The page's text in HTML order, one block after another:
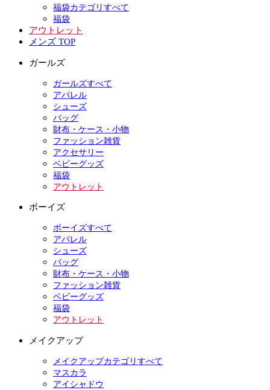
福袋カテゴリすべて
福袋
アウトレット
メンズ TOP
ガールズ
ガールズすべて
アパレル
シューズ
バッグ
財布・ケース・小物
ファッション雑貨
アクセサリー
ベビーグッズ
福袋
アウトレット
ボーイズ
ボーイズすべて
アパレル
シューズ
バッグ
財布・ケース・小物
ファッション雑貨
ベビーグッズ
福袋
アウトレット
メイクアップ
メイクアップカテゴリすべて
マスカラ
アイシャドウ